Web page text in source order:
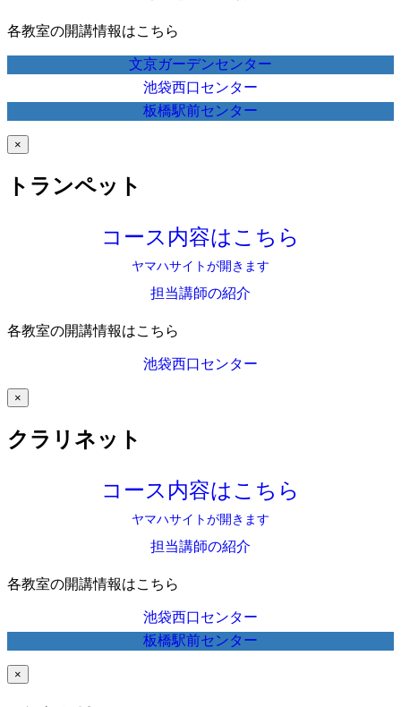
各教室の開講情報はこちら
文京ガーデンセンター
池袋西口センター
板橋駅前センター
×
トランペット
コース内容はこちら
ヤマハサイトが開きます
担当講師の紹介
各教室の開講情報はこちら
池袋西口センター
×
クラリネット
コース内容はこちら
ヤマハサイトが開きます
担当講師の紹介
各教室の開講情報はこちら
池袋西口センター
板橋駅前センター
×